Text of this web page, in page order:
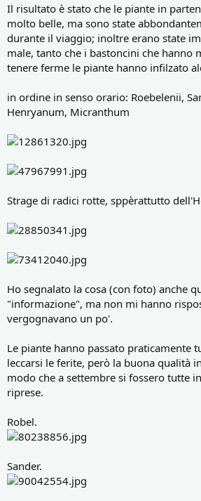
Il risultato è stato che le piante in
molto belle, ma sono state
durante il viaggio; inoltre erano state
male, tanto che i bastoncini che hanno
tenere ferme le piante hanno infilzato
in ordine in senso orario: Roebelenii,
Henryanum, Micranthum
Strage di radici rotte, sppèrattutto
Ho segnalato la cosa (con foto) anche
"informazione", ma non mi hanno
vergognavano un po'.
Le piante hanno passato praticamente
leccarsi le ferite, però la buona qualità
modo che a settembre si fossero tutte
riprese.
Robel.
Sander.